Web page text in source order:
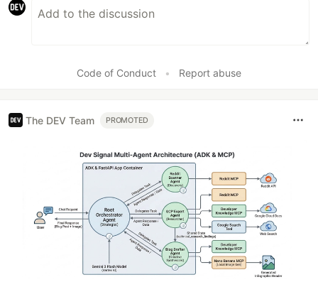
Code of Conduct • Report abuse
The DEV Team PROMOTED